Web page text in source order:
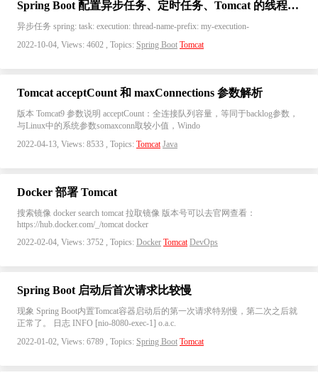
Spring Boot 配置异步任务、定时任务、Tomcat 的线程池参数
异步任务 spring: task: execution: thread-name-prefix: my-execution-
2022-10-04, Views: 4602 , Topics: Spring Boot Tomcat
Tomcat acceptCount 和 maxConnections 参数解析
版本 Tomcat9 参数说明 acceptCount：全连接队列容量，等同于backlog参数，
与Linux中的系统参数somaxconn取较小值，Windo
2022-04-13, Views: 8533 , Topics: Tomcat Java
Docker 部署 Tomcat
搜索镜像 docker search tomcat 拉取镜像 版本号可以去官网查看：
https://hub.docker.com/_/tomcat docker
2022-02-04, Views: 3752 , Topics: Docker Tomcat DevOps
Spring Boot 启动后首次请求比较慢
现象 Spring Boot内置Tomcat容器启动后的第一次请求特别慢，第二次之后就
正常了。 日志 INFO [nio-8080-exec-1] o.a.c.
2022-01-02, Views: 6789 , Topics: Spring Boot Tomcat